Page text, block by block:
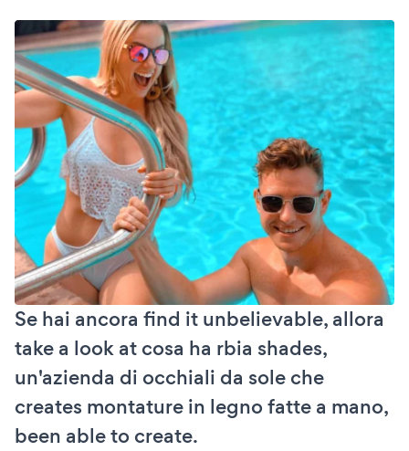
Se hai ancora find it unbelievable, allora
take a look at cosa ha rbia shades,
un'azienda di occhiali da sole che
creates montature in legno fatte a mano,
been able to create.